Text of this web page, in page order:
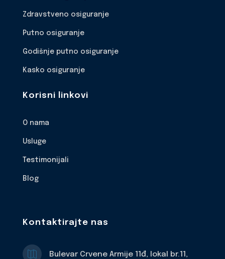
Zdravstveno osiguranje
Putno osiguranje
Godišnje putno osiguranje
Kasko osiguranje
Korisni linkovi
O nama
Usluge
Testimonijali
Blog
Kontaktirajte nas

Bulevar Crvene Armije 11đ, lokal br.11,